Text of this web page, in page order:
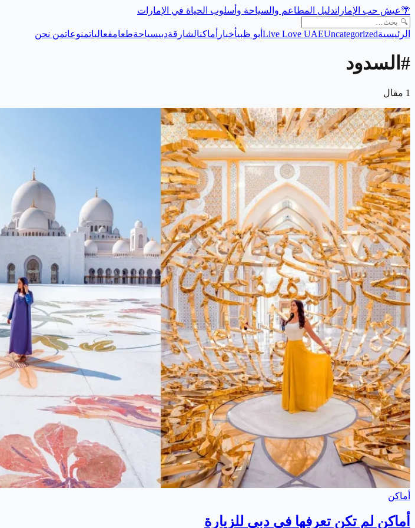
🌴عيش حب الإماراتدليل المطاعم والسياحة وأسلوب الحياة في الإمارات
الرئيسية Live Love UAEUncategorized أبو ظبيأخبار أماكنالشارقةدبيسياحةطعامفعالياتمنوعاتمن نحن
# السدود
1 مقال
أماكن
أماكن لم تكن تعرفها فى دبي للزيارة